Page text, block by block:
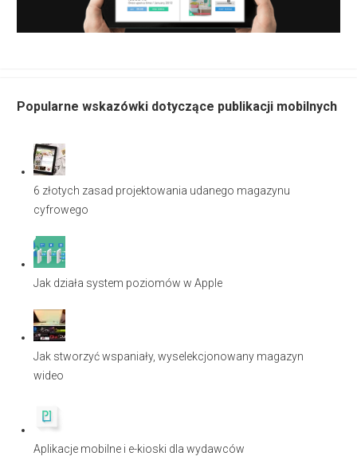
Popularne wskazówki dotyczące publikacji mobilnych
6 złotych zasad projektowania udanego magazynu
cyfrowego
Jak działa system poziomów w Apple
Jak stworzyć wspaniały, wyselekcjonowany magazyn
wideo
Aplikacje mobilne i e-kioski dla wydawców